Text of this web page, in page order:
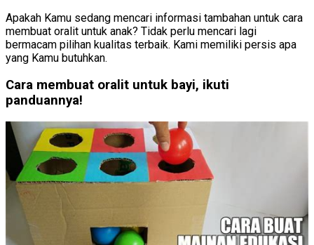
Apakah Kamu sedang mencari informasi tambahan untuk cara
membuat oralit untuk anak? Tidak perlu mencari lagi
bermacam pilihan kualitas terbaik. Kami memiliki persis apa
yang Kamu butuhkan.
Cara membuat oralit untuk bayi, ikuti
panduannya!